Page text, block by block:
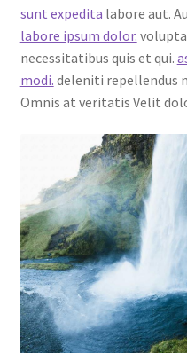
sunt expedita labore aut.
labore ipsum dolor.
necessitatibus quis et qui.
modi. deleniti repellendus
Omnis at veritatis Velit